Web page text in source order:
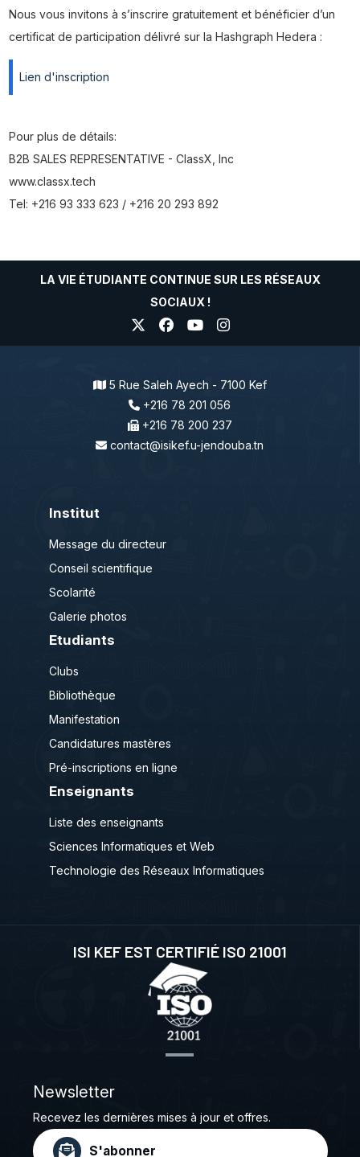
Nous vous invitons à s’inscrire gratuitement et bénéficier d’un
certificat de participation délivré sur la Hashgraph Hedera :
Lien d'inscription
Pour plus de détails:
B2B SALES REPRESENTATIVE - ClassX, Inc
www.classx.tech
Tel: +216 93 333 623 / +216 20 293 892
LA VIE ÉTUDIANTE CONTINUE SUR LES RÉSEAUX
SOCIAUX !
5 Rue Saleh Ayech - 7100 Kef
+216 78 201 056
+216 78 200 237
contact@isikef.u-jendouba.tn
Institut
Message du directeur
Conseil scientifique
Scolarité
Galerie photos
Etudiants
Clubs
Bibliothèque
Manifestation
Candidatures mastères
Pré-inscriptions en ligne
Enseignants
Liste des enseignants
Sciences Informatiques et Web
Technologie des Réseaux Informatiques
ISI KEF EST CERTIFIÉ ISO 21001
Newsletter
Recevez les dernières mises à jour et offres.
S'abonner